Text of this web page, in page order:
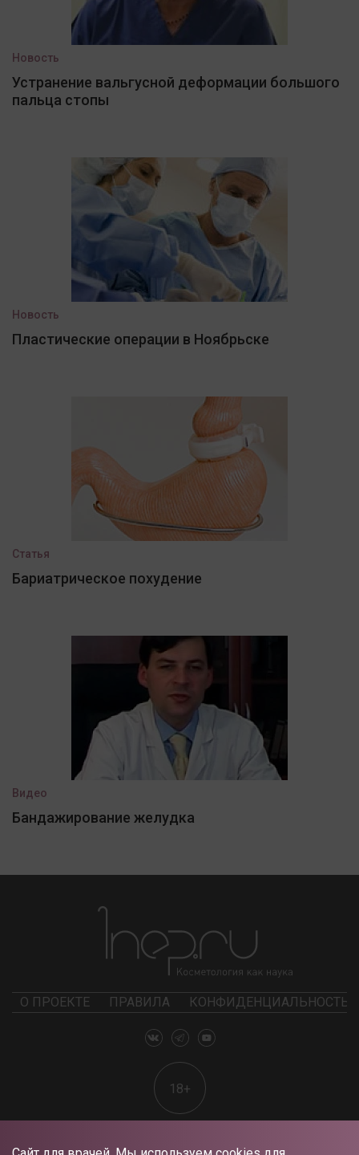
Новость
Устранение вальгусной деформации большого
пальца стопы
Новость
Пластические операции в Ноябрьске
Статья
Бариатрическое похудение
Видео
Бандажирование желудка
О ПРОЕКТЕ ПРАВИЛА КОНФИДЕНЦИАЛЬНОСТЬ
18+